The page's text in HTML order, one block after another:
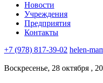
Новости
Учреждения
Предприятия
Контакты
+7 (978) 817-39-02 helen-
Воскресенье, 28 октября ,